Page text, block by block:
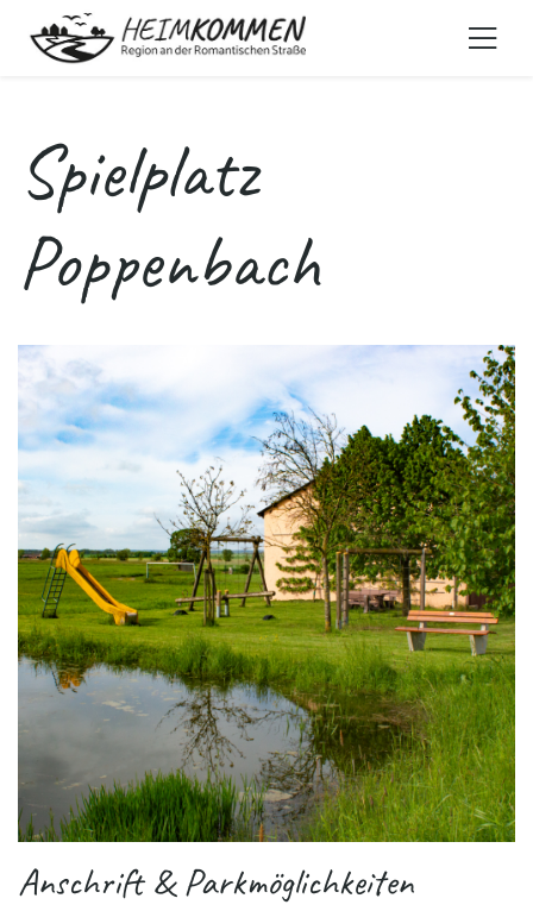
Spielplatz
Poppenbach
Anschrift & Parkmöglichkeiten